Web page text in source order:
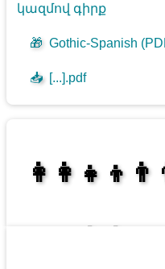
կազմով գիրք
🎁 Gothic-Spanish
📥 [...].pdf